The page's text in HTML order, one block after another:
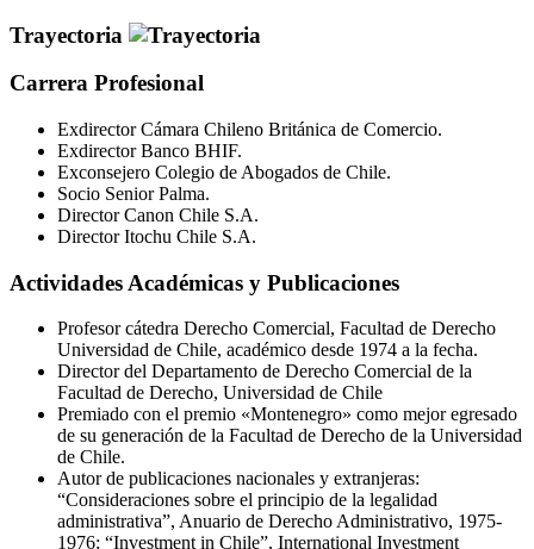
Trayectoria
Carrera Profesional
Exdirector Cámara Chileno Británica de Comercio.
Exdirector Banco BHIF.
Exconsejero Colegio de Abogados de Chile.
Socio Senior Palma.
Director Canon Chile S.A.
Director Itochu Chile S.A.
Actividades Académicas y Publicaciones
Profesor cátedra Derecho Comercial, Facultad de Derecho
Universidad de Chile, académico desde 1974 a la fecha.
Director del Departamento de Derecho Comercial de la
Facultad de Derecho, Universidad de Chile
Premiado con el premio «Montenegro» como mejor egresado
de su generación de la Facultad de Derecho de la Universidad
de Chile.
Autor de publicaciones nacionales y extranjeras:
“Consideraciones sobre el principio de la legalidad
administrativa”, Anuario de Derecho Administrativo, 1975-
1976; “Investment in Chile”, International Investment